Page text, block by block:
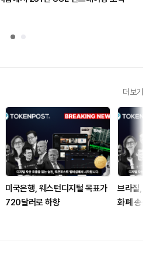
더보기
미국은행, 웨스턴디지털 목표가
720달러로 하향
브라질,
화폐 송